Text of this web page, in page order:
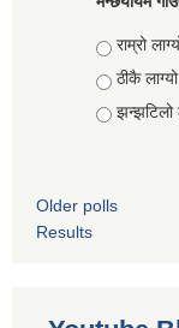
Choices
राम्रो
ठीकै
झन्झटिलो
Older polls
Results